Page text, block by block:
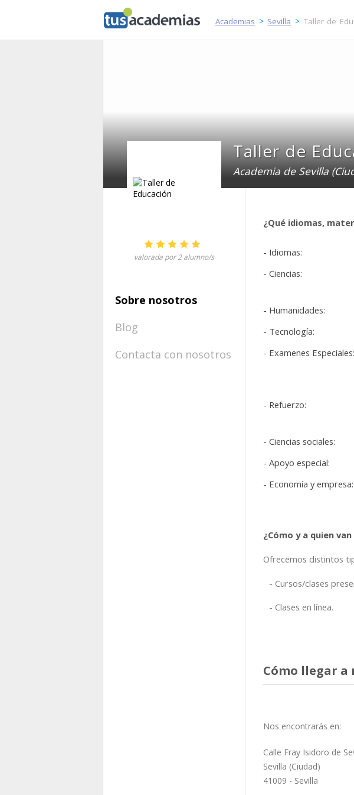
tusacademias
Academias > Sevilla > Taller de
Taller de
Academia de Sevilla
2
Sobre nosotros
Blog
Contacta con nosotros
¿Qué idiomas,
- Idiomas:
- Ciencias:
- Humanidades:
- Tecnología:
- Examenes Especiales:
- Refuerzo:
- Ciencias sociales:
- Apoyo especial:
- Economía y empresa:
¿Cómo y a quien
Ofrecemos distintos
Cursos/clases
Clases en línea.
Cómo llegar
Nos encontrarás en:
Calle Fray Isidoro de
Sevilla (Ciudad)
41009 - Sevilla